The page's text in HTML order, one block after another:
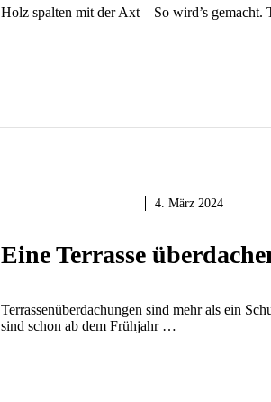
Holz spalten mit der Axt – So wird’s
4. März 2024
Eine Terrasse
Terrassenüberdachungen sind mehr als ein
sind schon ab dem Frühjahr …